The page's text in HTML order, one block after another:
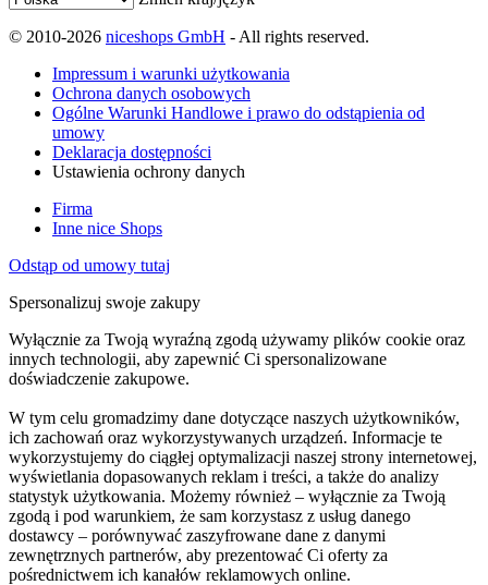
© 2010-2026 niceshops GmbH - All rights reserved.
Impressum i warunki użytkowania
Ochrona danych osobowych
Ogólne Warunki Handlowe i prawo do odstąpienia od
umowy
Deklaracja dostępności
Ustawienia ochrony danych
Firma
Inne nice Shops
Odstąp od umowy tutaj
Spersonalizuj swoje zakupy
Wyłącznie za Twoją wyraźną zgodą używamy plików cookie oraz
innych technologii, aby zapewnić Ci spersonalizowane
doświadczenie zakupowe.
W tym celu gromadzimy dane dotyczące naszych użytkowników,
ich zachowań oraz wykorzystywanych urządzeń. Informacje te
wykorzystujemy do ciągłej optymalizacji naszej strony internetowej,
wyświetlania dopasowanych reklam i treści, a także do analizy
statystyk użytkowania. Możemy również – wyłącznie za Twoją
zgodą i pod warunkiem, że sam korzystasz z usług danego
dostawcy – porównywać zaszyfrowane dane z danymi
zewnętrznych partnerów, aby prezentować Ci oferty za
pośrednictwem ich kanałów reklamowych online.